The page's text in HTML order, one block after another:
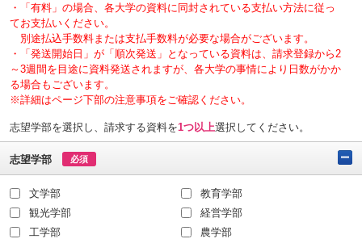
・「有料」の場合、各大学の資料に同封されている支払い方法に従っ
てお支払いください。
別途払込手数料または支払手数料が必要な場合がございます。
・「発送開始日」が「順次発送」となっている資料は、請求登録から2
～3週間を目途に資料発送されますが、各大学の事情により日数がかか
る場合もございます。
※詳細はページ下部の注意事項をご確認ください。
志望学部を選択し、請求する資料を1つ以上選択してください。
志望学部 必須
文学部
教育学部
観光学部
経営学部
工学部
農学部